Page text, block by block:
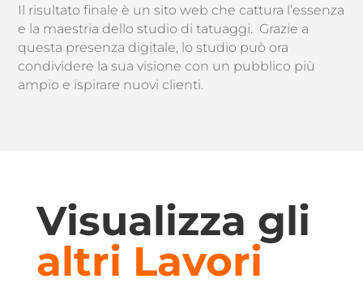
Il risultato finale è un sito web che cattura l’essenza
e la maestria dello studio di tatuaggi. Grazie a
questa presenza digitale, lo studio può ora
condividere la sua visione con un pubblico più
ampio e ispirare nuovi clienti.
Visualizza gli
altri Lavori